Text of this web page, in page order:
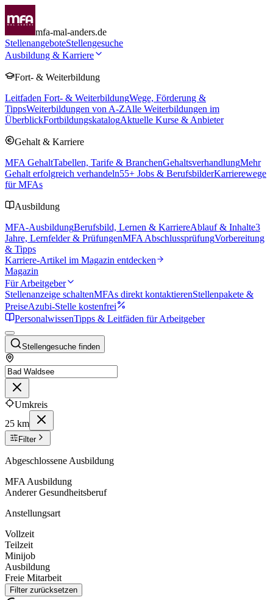
mfa-mal-anders.de
StellenangeboteStellengesuche
Ausbildung & Karriere
Fort- & Weiterbildung
Leitfaden Fort- & WeiterbildungWege, Förderung &
TippsWeiterbildungen von A-ZAlle Weiterbildungen im
ÜberblickFortbildungskatalogAktuelle Kurse & Anbieter
Gehalt & Karriere
MFA GehaltTabellen, Tarife & BranchenGehaltsverhandlungMehr
Gehalt erfolgreich verhandeln55+ Jobs & BerufsbilderKarrierewege
für MFAs
Ausbildung
MFA-AusbildungBerufsbild, Lernen & KarriereAblauf & Inhalte3
Jahre, Lernfelder & PrüfungenMFA AbschlussprüfungVorbereitung
& Tipps
Karriere-Artikel im Magazin entdecken
Magazin
Für Arbeitgeber
Stellenanzeige schaltenMFAs direkt kontaktierenStellenpakete &
PreiseAzubi-Stelle kostenfrei
PersonalwissenTipps & Leitfäden für Arbeitgeber
Stellengesuche finden
Umkreis
25 km
Filter
Abgeschlossene Ausbildung
MFA Ausbildung
Anderer Gesundheitsberuf
Anstellungsart
Vollzeit
Teilzeit
Minijob
Ausbildung
Freie Mitarbeit
Filter zurücksetzen